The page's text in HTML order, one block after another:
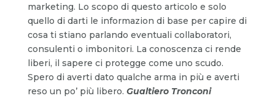
marketing. Lo scopo di questo articolo e solo
quello di darti le informazion di base per capire di
cosa ti stiano parlando eventuali collaboratori,
consulenti o imbonitori. La conoscenza ci rende
liberi, il sapere ci protegge come uno scudo.
Spero di averti dato qualche arma in più e averti
reso un po’ più libero. Gualtiero Tronconi